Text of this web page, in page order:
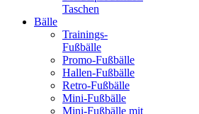
Taschen
Bälle
Trainings-
Fußbälle
Promo-Fußbälle
Hallen-Fußbälle
Retro-Fußbälle
Mini-Fußbälle
Mini-Fußbälle mit